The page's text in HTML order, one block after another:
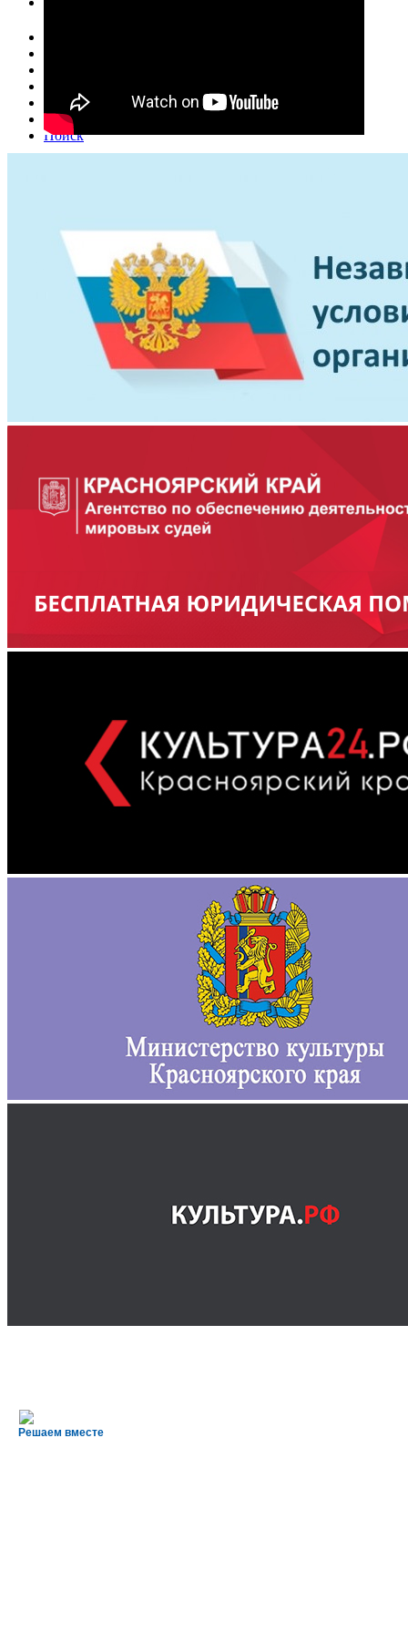
Коллегам
Контакты
Поиск
Решаем вместе